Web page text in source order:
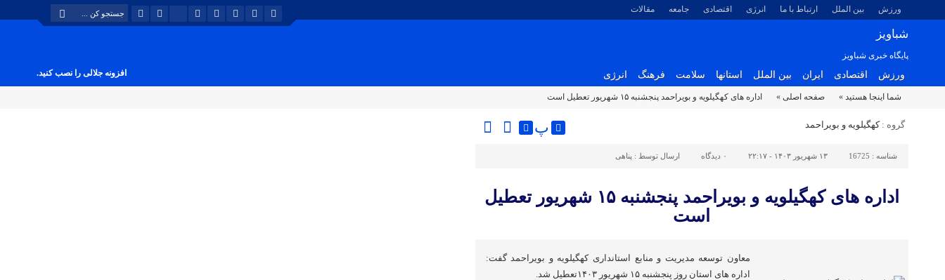
ورزش بین الملل ارتباط با ما انرژی اقتصادی جامعه مقالات
شباویز
پایگاه خبری شباویز
ورزش اقتصادی ایران بین الملل استانها سلامت فرهنگ انرژی افزونه جلالی را نصب کنید.
شما اینجا هستید » صفحه اصلی » اداره های کهگیلویه و بویراحمد پنجشنبه ۱۵ شهریور تعطیل است
گروه :کهگیلویه و بویراحمد پ
شناسه : 16725 ۱۳ شهریور ۱۴۰۳ - ۲۲:۱۷ ۰ دیدگاه ارسال توسط : پناهی
اداره های کهگیلویه و بویراحمد پنجشنبه ۱۵ شهریور تعطیل
است
معاون توسعه مدیریت و منابع استانداری کهگیلویه و بویراحمد گفت:
اداره های استان روز پنجشنبه ۱۵ شهریور ۱۴۰۳تعطیل شد.